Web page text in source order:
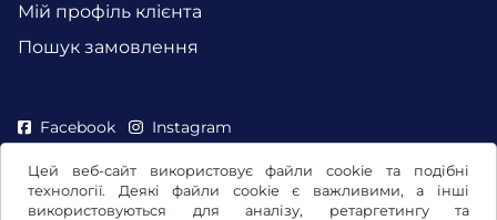
Цей веб-сайт використовує файли cookie та подібні
технології. Деякі файли cookie є важливими, а інші
використовуються для аналізу, ретаргетингу та
Мій профіль клієнта
Пошук замовлення
Facebook Instagram